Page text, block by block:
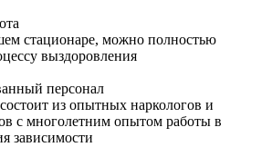
стационаре, можно полностью
выздоровления
персонал
из опытных наркологов и
с многолетним опытом работы в
зависимости